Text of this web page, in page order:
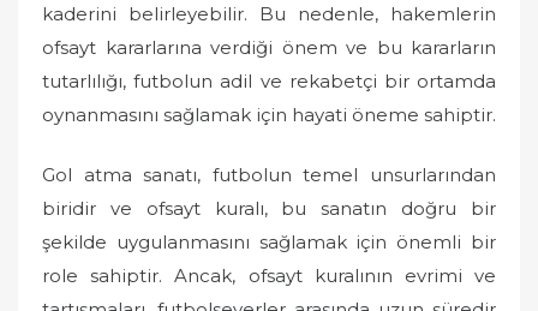
kaderini belirleyebilir. Bu nedenle, hakemlerin
ofsayt kararlarına verdiği önem ve bu kararların
tutarlılığı, futbolun adil ve rekabetçi bir ortamda
oynanmasını sağlamak için hayati öneme sahiptir.
Gol atma sanatı, futbolun temel unsurlarından
biridir ve ofsayt kuralı, bu sanatın doğru bir
şekilde uygulanmasını sağlamak için önemli bir
role sahiptir. Ancak, ofsayt kuralının evrimi ve